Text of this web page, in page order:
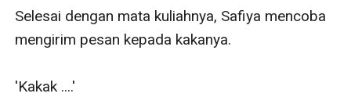
Selesai dengan mata kuliahnya, Safiya mencoba
mengirim pesan kepada kakanya.
'Kakak ....'